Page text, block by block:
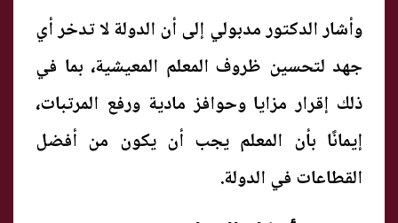
وأشار الدكتور مدبولي إلى أن الدولة لا تدخر أي
جهد لتحسين ظروف المعلم المعيشية، بما في
ذلك إقرار مزايا وحوافز مادية ورفع المرتبات،
إيمانًا بأن المعلم يجب أن يكون من أفضل
القطاعات في الدولة.